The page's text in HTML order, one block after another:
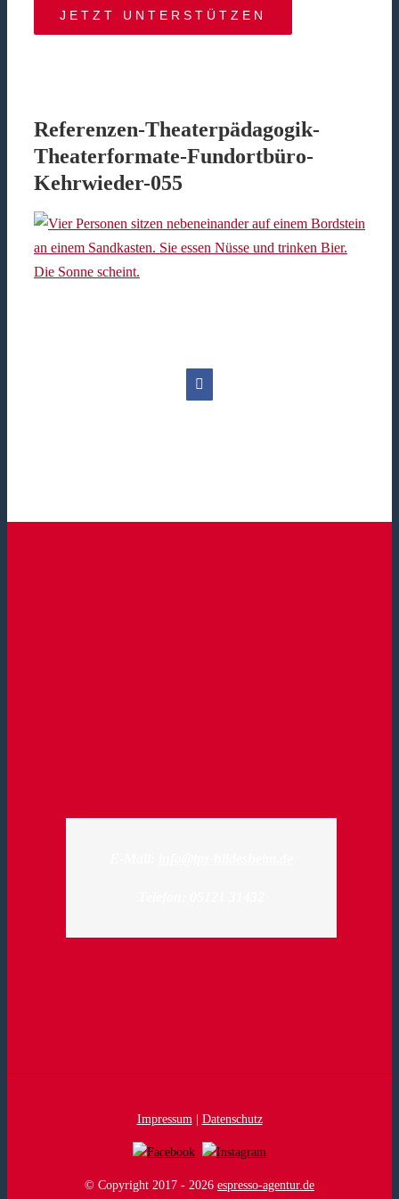
JETZT UNTERSTÜTZEN
Referenzen-Theaterpädagogik-
Theaterformate-Fundortbüro-
Kehrwieder-055
Facebook
Impressum| Datenschutz
© Copyright 2017 - 2026 espresso-agentur.de